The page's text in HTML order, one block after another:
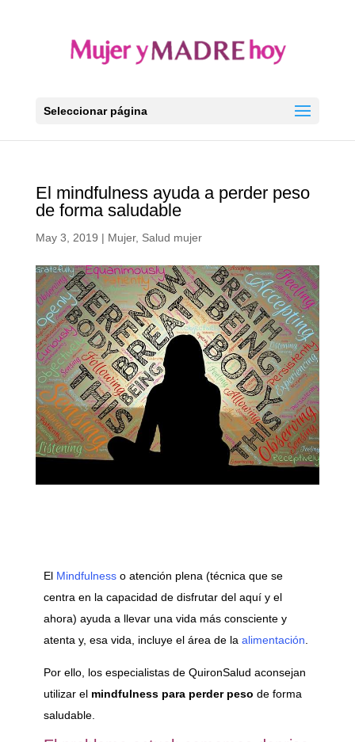
Seleccionar página
El mindfulness ayuda a perder peso
de forma saludable
May 3, 2019 | Mujer, Salud mujer
El Mindfulnesso atención plena (técnica que se
centra en la capacidad de disfrutar del aquí y el
ahora) ayuda a llevar una vida más consciente y
atenta y, esa vida, incluye el área de la alimentación
Por ello, los especialistas de QuironSalud aconsejan
utilizar el mindfulness para perder peso de forma
saludable.